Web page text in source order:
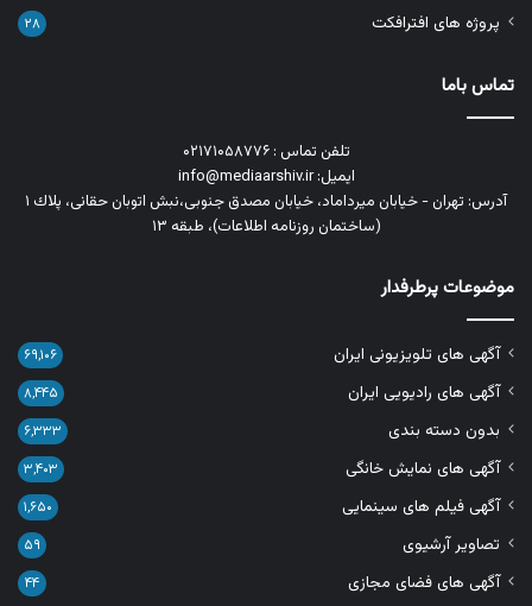
پروژه های افترافکت ۲۸
تماس باما
تلفن تماس : ۰۲۱۷۱۰۵۸۷۷۶
ایمیل: info@mediaarshiv.ir
آدرس: تهران - خیابان میرداماد، خیابان مصدق جنوبی،نبش اتوبان حقانی، پلاك ١
(ساختمان روزنامه اطلاعات)، طبقه ۱۳
موضوعات پرطرفدار
آگهی های تلویزیونی ایران ۶۹,۱۰۶
آگهی های رادیویی ایران ۸,۴۴۵
بدون دسته بندی ۶,۳۳۳
آگهی های نمایش خانگی ۳,۴۰۳
آگهی فیلم های سینمایی ۱,۶۵۰
تصاویر آرشیوی ۵۹
آگهی های فضای مجازی ۴۴